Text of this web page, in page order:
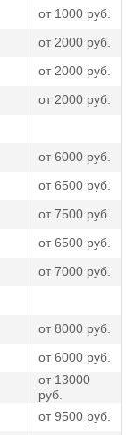
с
от 1000 руб.
от 2000 руб.
от 2000 руб.
от 2000 руб.
от 6000 руб.
от 6500 руб.
от 7500 руб.
от 6500 руб.
от 7000 руб.
от 8000 руб.
от 6000 руб.
от 13000
руб.
от 9500 руб.